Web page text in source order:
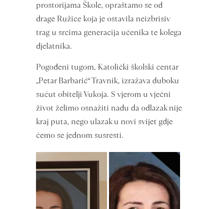
prostorijama Škole, opraštamo se od
drage Ružice koja je ostavila neizbrisiv
trag u srcima generacija učenika te kolega
djelatnika.
Pogođeni tugom, Katolički školski centar
„Petar Barbarić“ Travnik, izražava duboku
sućut obitelji Vukoja. S vjerom u vječni
život želimo osnažiti nadu da odlazak nije
kraj puta, nego ulazak u novi svijet gdje
ćemo se jednom susresti.